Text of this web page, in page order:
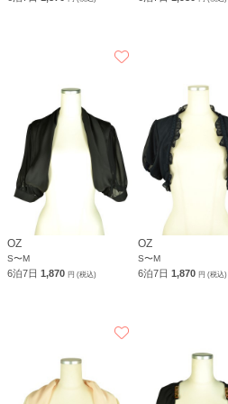
OZ
S〜M
6泊7日 1,870 円 (税込)
OZ
S〜M
6泊7日1,870円 (税込)